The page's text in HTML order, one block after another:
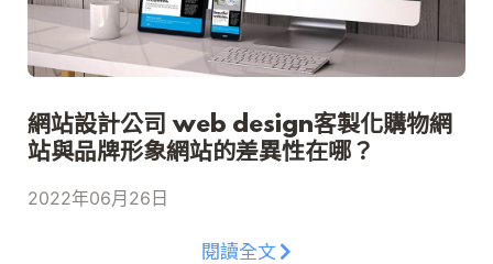
網站設計公司 web design客製化購物網
站與品牌形象網站的差異性在哪？
2022年06月26日
閱讀全文